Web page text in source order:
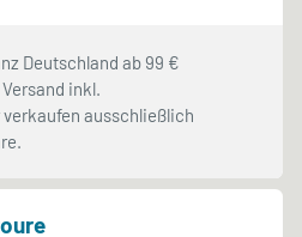
Deutschland ab 99 €
inkl.
ausschließlich